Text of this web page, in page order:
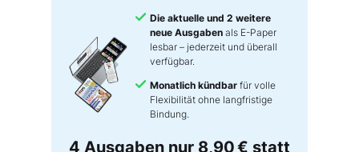
Die aktuelle und 2 weitere
neue Ausgaben als E-Paper
lesbar – jederzeit und überall
verfügbar.
Monatlich kündbar für volle
Flexibilität ohne langfristige
Bindung.
4 Ausgaben nur 8,90 € statt